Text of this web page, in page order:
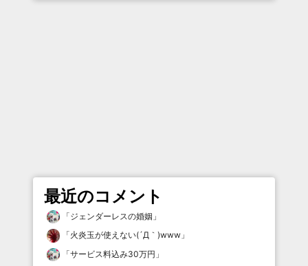
最近のコメント
「ジェンダーレスの婚姻 」
「火炎玉が使えない(´Д｀)www 」
「サービス料込み30万円 」